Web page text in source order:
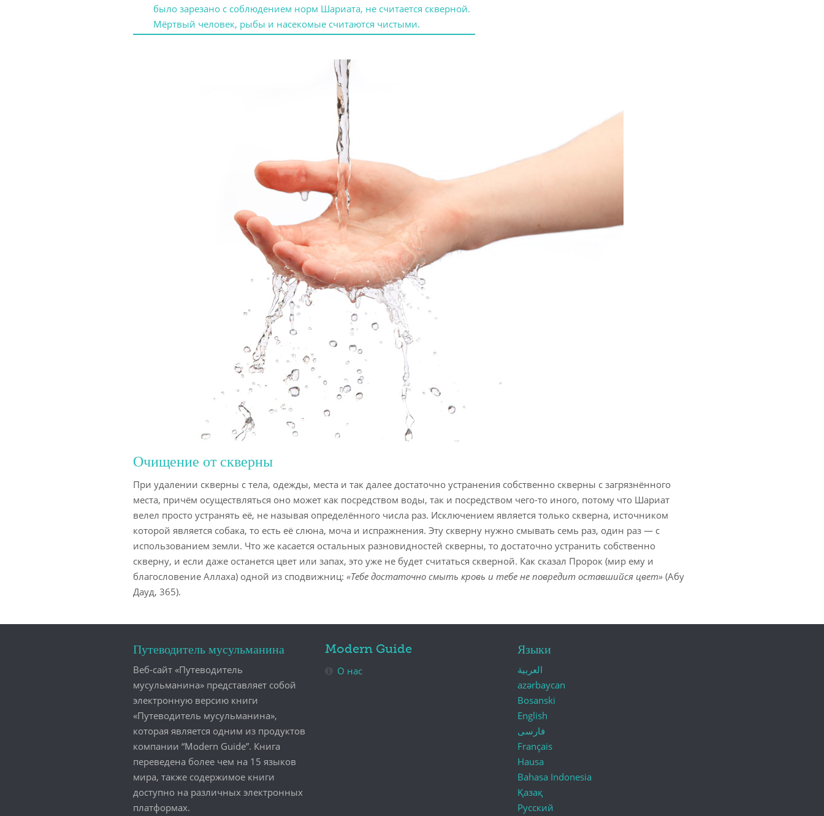
было зарезано с соблюдением норм Шариата, не считается скверной.
Мёртвый человек, рыбы и насекомые считаются чистыми.
Очищение от скверны
При удалении скверны с тела, одежды, места и так далее достаточно устранения собственно скверны с загрязнённого
места, причём осуществляться оно может как посредством воды, так и посредством чего-то иного, потому что Шариат
велел просто устранять её, не называя определённого числа раз. Исключением является только скверна, источником
которой является собака, то есть её слюна, моча и испражнения. Эту скверну нужно смывать семь раз, один раз — с
использованием земли. Что же касается остальных разновидностей скверны, то достаточно устранить собственно
скверну, и если даже останется цвет или запах, это уже не будет считаться скверной. Как сказал Пророк (мир ему и
благословение Аллаха) одной из сподвижниц: «Тебе достаточно смыть кровь и тебе не повредит оставшийся цвет» (Абу
Дауд, 365).
Путеводитель мусульманина
Веб-сайт «Путеводитель
мусульманина» представляет собой
электронную версию книги
«Путеводитель мусульманина»,
которая является одним из продуктов
компании “Modern Guide”. Книга
переведена более чем на 15 языков
мира, также содержимое книги
доступно на различных электронных
платформах.
Modern Guide
О нас
Языки
العربية
azərbaycan
Bosanski
English
فارسی
Français
Hausa
Bahasa Indonesia
Қазақ
Русский